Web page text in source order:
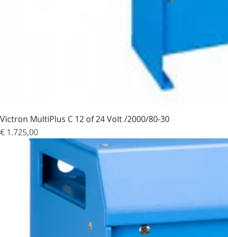
Victron MultiPlus C 12 of 24 Volt /2000/80-30
Prijs
€ 1.725,00